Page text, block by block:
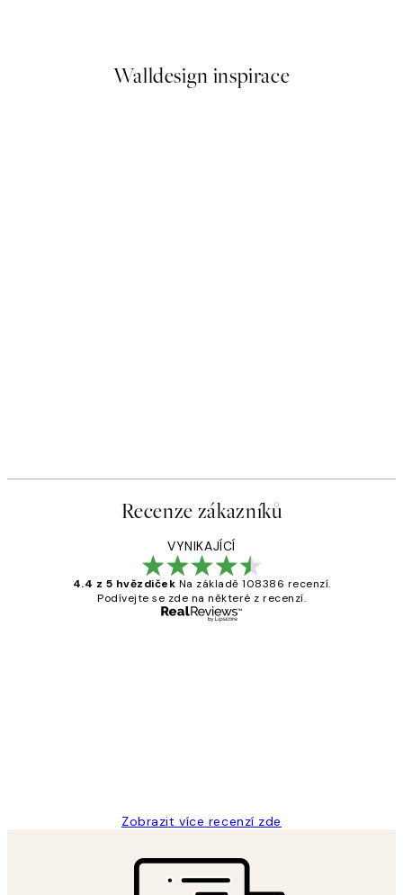
Walldesign inspirace
Recenze zákazníků
VYNIKAJÍCÍ
4.4 z 5 hvězdiček Na základě 108386 recenzí.
Podívejte se zde na některé z recenzí.
Zobrazit více recenzí zde